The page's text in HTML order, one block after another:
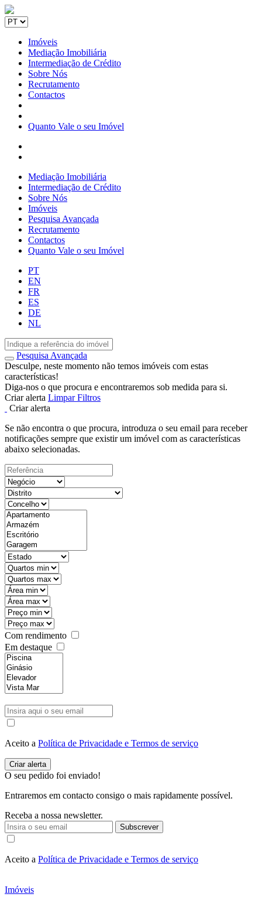
Imóveis
Mediação Imobiliária
Intermediação de Crédito
Sobre Nós
Recrutamento
Contactos
Quanto Vale o seu Imóvel
Mediação Imobiliária
Intermediação de Crédito
Sobre Nós
Imóveis
Pesquisa Avançada
Recrutamento
Contactos
Quanto Vale o seu Imóvel
PT
EN
FR
ES
DE
NL
Pesquisa Avançada
Desculpe, neste momento não temos imóveis com estas
características!
Diga-nos o que procura e encontraremos sob medida para si.
Criar alerta Limpar Filtros
Criar alerta
Se não encontra o que procura, introduza o seu email para receber
notificações sempre que existir um imóvel com as características
abaixo selecionadas.
Com rendimento
Em destaque
Aceito a Política de Privacidade e Termos de serviço
O seu pedido foi enviado!
Entraremos em contacto consigo o mais rapidamente possível.
Receba a nossa newsletter.
Subscrever
Aceito a Política de Privacidade e Termos de serviço
Imóveis